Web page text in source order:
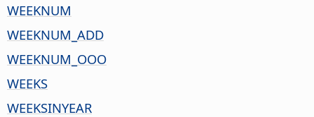
WEEKNUM
WEEKNUM_ADD
WEEKNUM_OOO
WEEKS
WEEKSINYEAR